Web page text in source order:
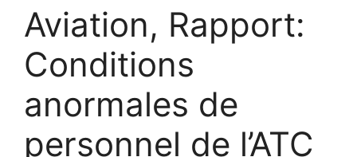
Aviation, Rapport:
Conditions
anormales de
personnel de l’ATC